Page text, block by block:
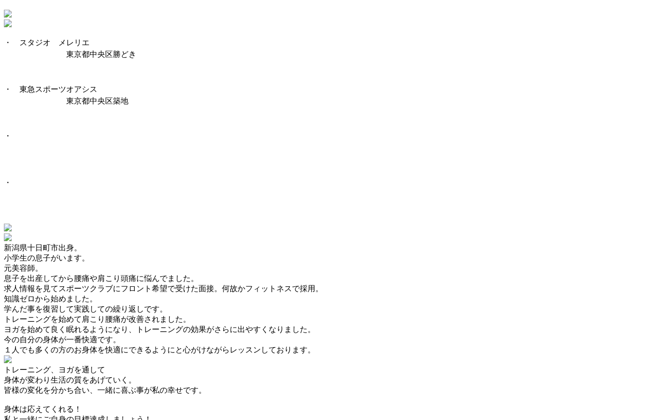
・ スタジオ メレリエ
東京都中央区勝どき
・ 東急スポーツオアシス
東京都中央区築地
・
・
新潟県十日町市出身。
小学生の息子がいます。
元美容師。
息子を出産してから腰痛や肩こり頭痛に悩んでました。
求人情報を見てスポーツクラブにフロント希望で受けた面接。何故かフィットネスで採用。
知識ゼロから始めました。
学んだ事を復習して実践しての繰り返しです。
トレーニングを始めて肩こり腰痛が改善されました。
ヨガを始めて良く眠れるようになり、トレーニングの効果がさらに出やすくなりました。
今の自分の身体が一番快適です。
１人でも多くの方のお身体を快適にできるようにと心がけながらレッスンしております。
トレーニング、ヨガを通して
身体が変わり生活の質をあげていく。
皆様の変化を分かち合い、一緒に喜ぶ事が私の幸せです。
身体は応えてくれる！